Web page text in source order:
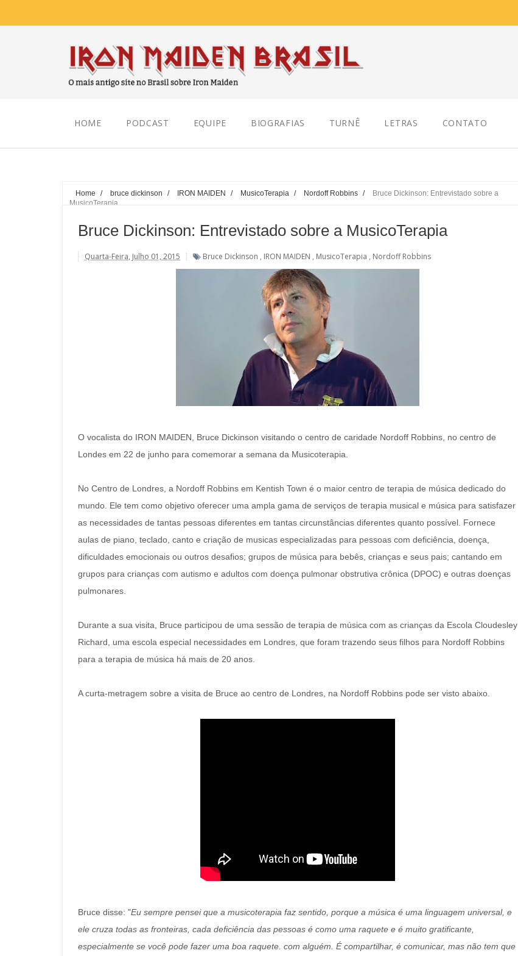
HOME PODCAST EQUIPE BIOGRAFIAS TURNÊ LETRAS CONTATO
Home / bruce dickinson / IRON MAIDEN / MusicoTerapia / Nordoff Robbins /
Bruce Dickinson: Entrevistado sobre a
MusicoTerapia
Bruce Dickinson: Entrevistado sobre a MusicoTerapia
Quarta-Feira, Julho 01, 2015 Bruce Dickinson , IRON MAIDEN , MusicoTerapia , Nordoff Robbins
O vocalista do IRON MAIDEN, Bruce Dickinson visitando o centro de caridade Nordoff Robbins, no centro de
Londes em 22 de junho para comemorar a semana da Musicoterapia.
No Centro de Londres, a Nordoff Robbins em Kentish Town é o maior centro de terapia de música dedicado do
mundo. Ele tem como objetivo oferecer uma ampla gama de serviços de terapia musical e música para satisfazer
as necessidades de tantas pessoas diferentes em tantas circunstâncias diferentes quanto possível. Fornece
aulas de piano, teclado, canto e criação de musicas especializadas para pessoas com deficiência, doença,
dificuldades emocionais ou outros desafios; grupos de música para bebês, crianças e seus pais; cantando em
grupos para crianças com autismo e adultos com doença pulmonar obstrutiva crônica (DPOC) e outras doenças
pulmonares.
Durante a sua visita, Bruce participou de uma sessão de terapia de música com as crianças da Escola Cloudesley
Richard, uma escola especial necessidades em Londres, que foram trazendo seus filhos para Nordoff Robbins
para a terapia de música há mais de 20 anos.
A curta-metragem sobre a visita de Bruce ao centro de Londres, na Nordoff Robbins pode ser visto abaixo.
Bruce disse: "Eu sempre pensei que a musicoterapia faz sentido, porque a música é uma linguagem universal, e
ele cruza todas as fronteiras, cada deficiência das pessoas é como uma raquete e é muito gratificante,
especialmente se você pode fazer uma boa raquete. com alguém. É compartilhar, é comunicar, mas não tem que